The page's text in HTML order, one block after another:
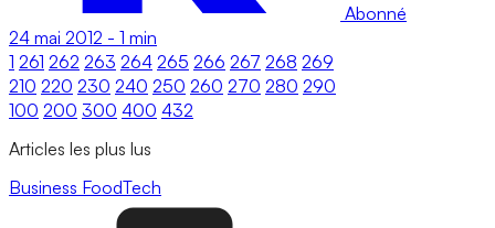
Abonné
24 mai 2012 - 1 min
1 261 262 263 264 265 266 267 268 269
210 220 230 240 250 260 270 280 290
100 200 300 400 432
Articles les plus lus
Business FoodTech